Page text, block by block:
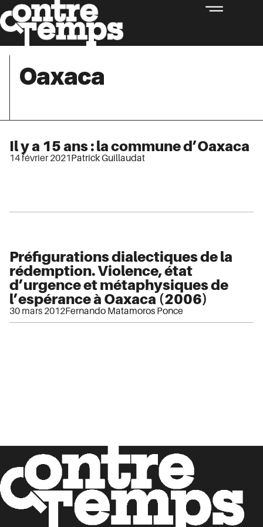
Oaxaca
Il y a 15 ans : la commune d’Oaxaca
14 février 2021 Patrick Guillaudat
Préfigurations dialectiques de la
rédemption. Violence, état
d’urgence et métaphysiques de
l’espérance à Oaxaca (2006)
30 mars 2012Fernando Matamoros Ponce